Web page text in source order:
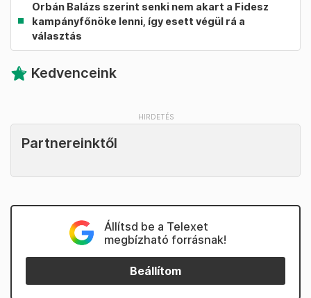
Orbán Balázs szerint senki nem akart a Fidesz
kampányfőnöke lenni, így esett végül rá a
választás
Kedvenceink
Partnereinktől
Állítsd be a Telexet
megbízható forrásnak!
Beállítom